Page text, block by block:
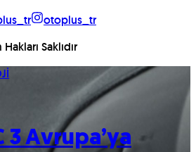
otoplus_tr
Saklıdır
3 Avrupa’ya